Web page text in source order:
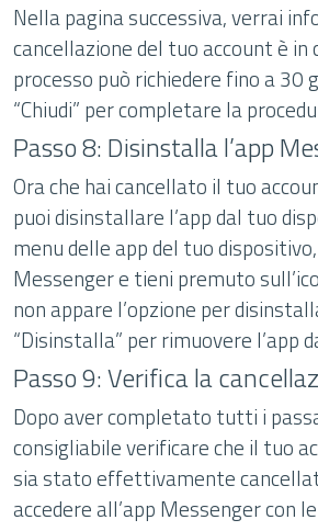
Nella pagina successiva, verrai
cancellazione del tuo account è in
processo può richiedere fino a 30
“Chiudi” per completare la
Passo 8: Disinstalla l’app
Ora che hai cancellato il tuo
puoi disinstallare l’app dal tuo
menu delle app del tuo
Messenger e tieni premuto
non appare l’opzione per
“Disinstalla” per rimuovere l’app
Passo 9: Verifica la
Dopo aver completato tutti i
consigliabile verificare che il tuo
sia stato effettivamente
accedere all’app Messenger con